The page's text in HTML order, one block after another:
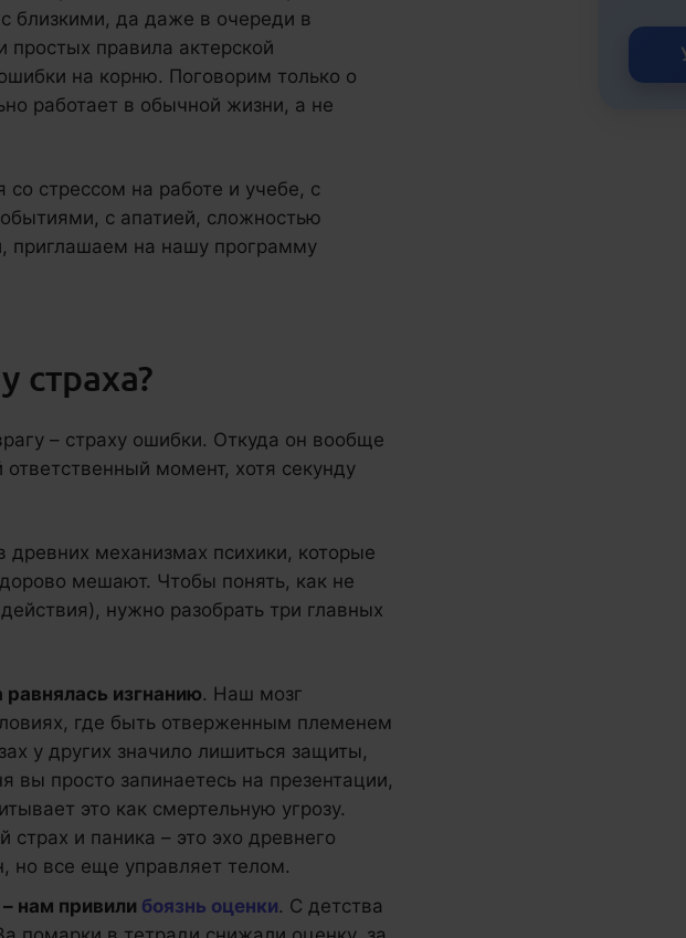
близкими, да даже в очереди в
простых правила актерской
на корню. Поговорим только о
работает в обычной жизни, а не
со стрессом на работе и учебе, с
с апатией, сложностью
приглашаем на нашу программу
страха?
– страху ошибки. Откуда он вообще
момент, хотя секунду
древних механизмах психики, которые
мешают. Чтобы понять, как не
нужно разобрать три главных
изгнанию. Наш мозг
где быть отверженным племенем
у других значило лишиться защиты,
просто запинаетесь на презентации,
это как смертельную угрозу.
и паника – это эхо древнего
но все еще управляет телом.
нам привили боязнь оценки. С детства